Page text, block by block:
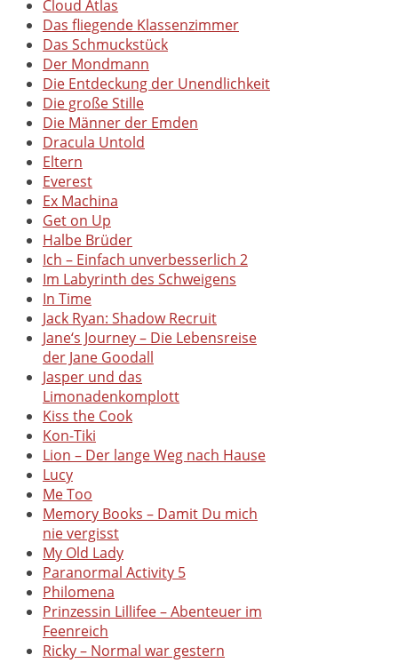
Cloud Atlas
Das fliegende Klassenzimmer
Das Schmuckstück
Der Mondmann
Die Entdeckung der Unendlichkeit
Die große Stille
Die Männer der Emden
Dracula Untold
Eltern
Everest
Ex Machina
Get on Up
Halbe Brüder
Ich – Einfach unverbesserlich 2
Im Labyrinth des Schweigens
In Time
Jack Ryan: Shadow Recruit
Jane‘s Journey – Die Lebensreise
der Jane Goodall
Jasper und das
Limonadenkomplott
Kiss the Cook
Kon-Tiki
Lion – Der lange Weg nach Hause
Lucy
Me Too
Memory Books – Damit Du mich
nie vergisst
My Old Lady
Paranormal Activity 5
Philomena
Prinzessin Lillifee – Abenteuer im
Feenreich
Ricky – Normal war gestern